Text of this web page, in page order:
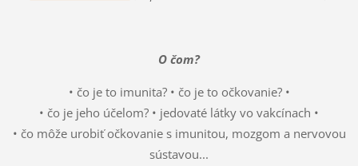
O čom?
• čo je to imunita? • čo je to očkovanie? •
• čo je jeho účelom? • jedovaté látky vo vakcínach •
• čo môže urobiť očkovanie s imunitou, mozgom a nervovou
sústavou...